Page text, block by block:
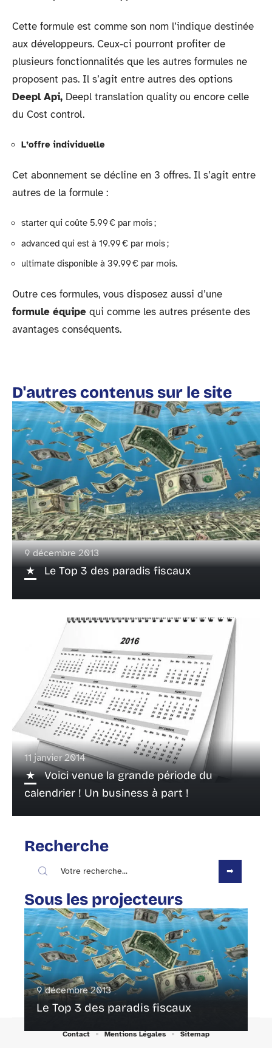
Cette formule est comme son nom l’indique destinée
aux développeurs. Ceux-ci pourront profiter de
plusieurs fonctionnalités que les autres formules ne
proposent pas. Il s’agit entre autres des options
Deepl Api, Deepl translation quality ou encore celle
du Cost control.
L’offre individuelle
Cet abonnement se décline en 3 offres. Il s’agit entre
autres de la formule :
starter qui coûte 5.99 € par mois ;
advanced qui est à 19.99 € par mois ;
ultimate disponible à 39.99 € par mois.
Outre ces formules, vous disposez aussi d’une
formule équipe qui comme les autres présente des
avantages conséquents.
D'autres contenus sur le site
9 décembre 2013
Le Top 3 des paradis fiscaux
11 janvier 2014
Voici venue la grande période du
calendrier ! Un business à part !
Recherche
Sous les projecteurs
9 décembre 2013
Le Top 3 des paradis fiscaux
Contact Mentions Légales Sitemap